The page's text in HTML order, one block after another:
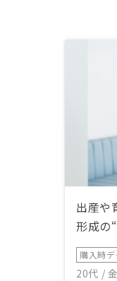
出産や
形成の
購入時デ
20代 /